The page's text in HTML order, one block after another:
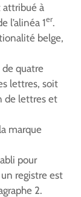
attribué à
l’alinéa 1er.
belge,
quatre
lettres, soit
de lettres et
marque
pour
registre est
2.